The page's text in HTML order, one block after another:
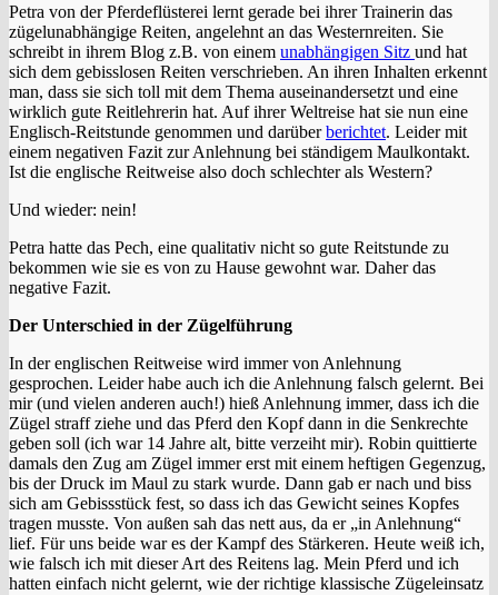
Petra von der Pferdeflüsterei lernt gerade bei ihrer Trainerin das
zügelunabhängige Reiten, angelehnt an das Westernreiten. Sie
schreibt in ihrem Blog z.B. von einem unabhängigen Sitz und hat
sich dem gebisslosen Reiten verschrieben. An ihren Inhalten erkennt
man, dass sie sich toll mit dem Thema auseinandersetzt und eine
wirklich gute Reitlehrerin hat. Auf ihrer Weltreise hat sie nun eine
Englisch-Reitstunde genommen und darüberberichtet. Leider mit
einem negativen Fazit zur Anlehnung bei ständigem Maulkontakt.
Ist die englische Reitweise also doch schlechter als Western?
Und wieder: nein!
Petra hatte das Pech, eine qualitativ nicht so gute Reitstunde zu
bekommen wie sie es von zu Hause gewohnt war. Daher das
negative Fazit.
Der Unterschied in der Zügelführung
In der englischen Reitweise wird immer von Anlehnung
gesprochen. Leider habe auch ich die Anlehnung falsch gelernt. Bei
mir (und vielen anderen auch!) hieß Anlehnung immer, dass ich die
Zügel straff ziehe und das Pferd den Kopf dann in die Senkrechte
geben soll (ich war 14 Jahre alt, bitte verzeiht mir). Robin quittierte
damals den Zug am Zügel immer erst mit einem heftigen Gegenzug,
bis der Druck im Maul zu stark wurde. Dann gab er nach und biss
sich am Gebissstück fest, so dass ich das Gewicht seines Kopfes
tragen musste. Von außen sah das nett aus, da er „in Anlehnung“
lief. Für uns beide war es der Kampf des Stärkeren. Heute weiß ich,
wie falsch ich mit dieser Art des Reitens lag. Mein Pferd und ich
hatten einfach nicht gelernt, wie der richtige klassische Zügeleinsatz